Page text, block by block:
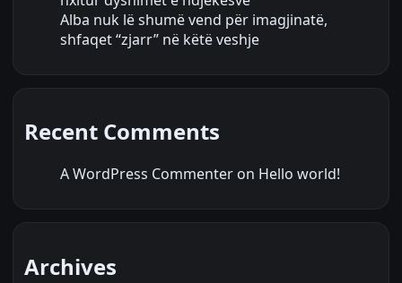
Alba nuk lë shumë vend për imagjinatë,
shfaqet “zjarr” në këtë veshje
Recent Comments
A WordPress Commenter on Hello world!
Archives